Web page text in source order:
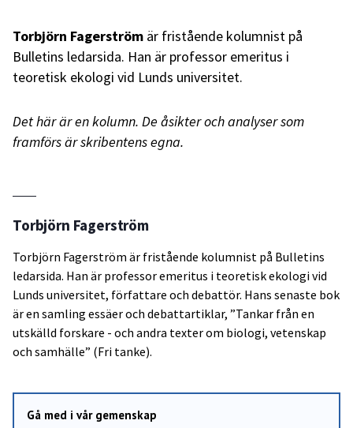
Torbjörn Fagerström är fristående kolumnist på
Bulletins ledarsida. Han är professor emeritus i
teoretisk ekologi vid Lunds universitet.
Det här är en kolumn. De åsikter och analyser som
framförs är skribentens egna.
Torbjörn Fagerström
Torbjörn Fagerström är fristående kolumnist på Bulletins
ledarsida. Han är professor emeritus i teoretisk ekologi vid
Lunds universitet, författare och debattör. Hans senaste bok
är en samling essäer och debattartiklar, ”Tankar från en
utskälld forskare - och andra texter om biologi, vetenskap
och samhälle” (Fri tanke).
Gå med i vår gemenskap